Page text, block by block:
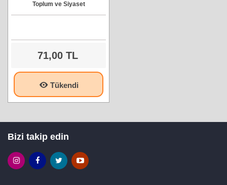
Toplum ve Siyaset
71,00 TL
Tükendi
Bizi takip edin